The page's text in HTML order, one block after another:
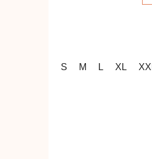
S M L XL